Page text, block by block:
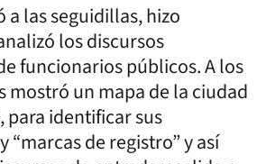
a las seguidillas, hizo
los discursos
funcionarios públicos. A los
mostró un mapa de la ciudad
para identificar sus
“marcas de registro” y así